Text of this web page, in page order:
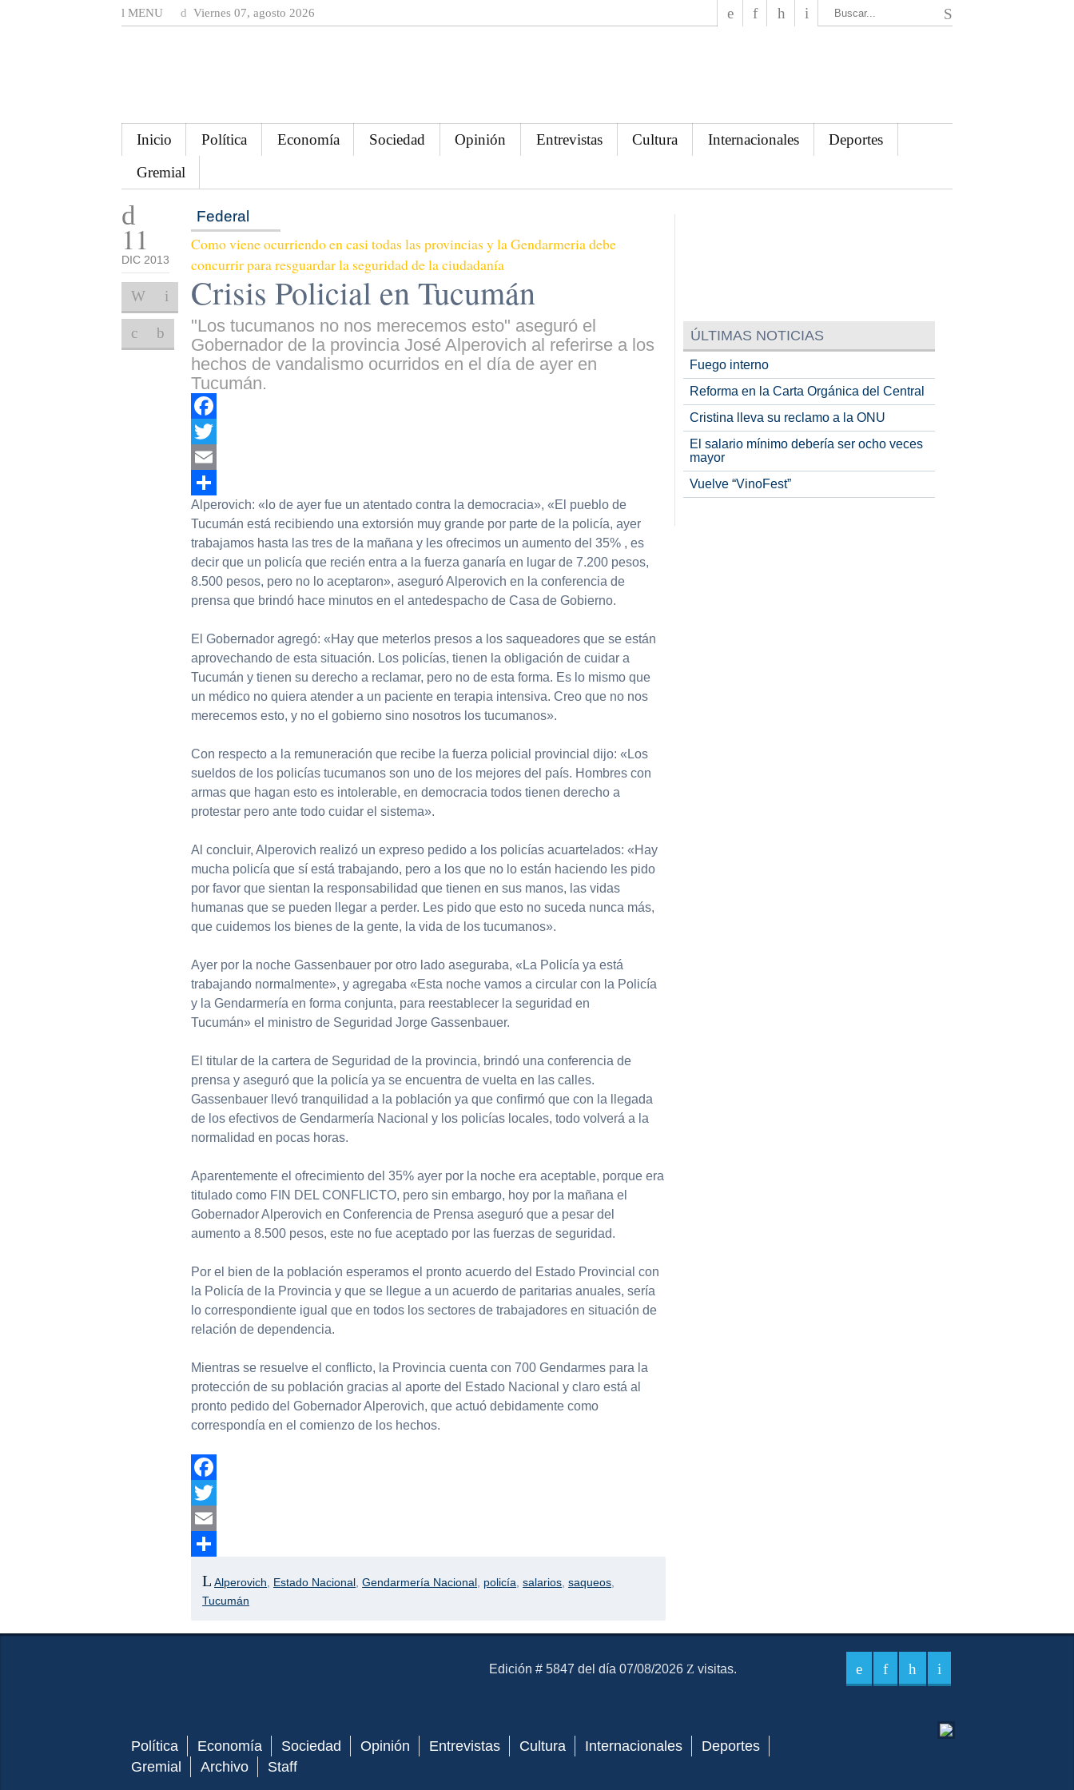
MENU Viernes 07, agosto 2026
Inicio Política Economía Sociedad Opinión Entrevistas Cultura Internacionales
Deportes
Gremial
11
DIC 2013
Federal
Como viene ocurriendo en casi todas las provincias y la Gendarmeria debe
concurrir para resguardar la seguridad de la ciudadanía
Crisis Policial en Tucumán
"Los tucumanos no nos merecemos esto" aseguró el
Gobernador de la provincia José Alperovich al referirse a los
hechos de vandalismo ocurridos en el día de ayer en
Tucumán.
Facebook
Twitter
Email
Compartir
Alperovich: «lo de ayer fue un atentado contra la democracia», «El pueblo de
Tucumán está recibiendo una extorsión muy grande por parte de la policía, ayer
trabajamos hasta las tres de la mañana y les ofrecimos un aumento del 35% , es
decir que un policía que recién entra a la fuerza ganaría en lugar de 7.200 pesos,
8.500 pesos, pero no lo aceptaron», aseguró Alperovich en la conferencia de
prensa que brindó hace minutos en el antedespacho de Casa de Gobierno.
El Gobernador agregó: «Hay que meterlos presos a los saqueadores que se están
aprovechando de esta situación. Los policías, tienen la obligación de cuidar a
Tucumán y tienen su derecho a reclamar, pero no de esta forma. Es lo mismo que
un médico no quiera atender a un paciente en terapia intensiva. Creo que no nos
merecemos esto, y no el gobierno sino nosotros los tucumanos».
Con respecto a la remuneración que recibe la fuerza policial provincial dijo: «Los
sueldos de los policías tucumanos son uno de los mejores del país. Hombres con
armas que hagan esto es intolerable, en democracia todos tienen derecho a
protestar pero ante todo cuidar el sistema».
Al concluir, Alperovich realizó un expreso pedido a los policías acuartelados: «Hay
mucha policía que sí está trabajando, pero a los que no lo están haciendo les pido
por favor que sientan la responsabilidad que tienen en sus manos, las vidas
humanas que se pueden llegar a perder. Les pido que esto no suceda nunca más,
que cuidemos los bienes de la gente, la vida de los tucumanos».
Ayer por la noche Gassenbauer por otro lado aseguraba, «La Policía ya está
trabajando normalmente», y agregaba «Esta noche vamos a circular con la Policía
y la Gendarmería en forma conjunta, para reestablecer la seguridad en
Tucumán» el ministro de Seguridad Jorge Gassenbauer.
El titular de la cartera de Seguridad de la provincia, brindó una conferencia de
prensa y aseguró que la policía ya se encuentra de vuelta en las calles.
Gassenbauer llevó tranquilidad a la población ya que confirmó que con la llegada
de los efectivos de Gendarmería Nacional y los policías locales, todo volverá a la
normalidad en pocas horas.
Aparentemente el ofrecimiento del 35% ayer por la noche era aceptable, porque era
titulado como FIN DEL CONFLICTO, pero sin embargo, hoy por la mañana el
Gobernador Alperovich en Conferencia de Prensa aseguró que a pesar del
aumento a 8.500 pesos, este no fue aceptado por las fuerzas de seguridad.
Por el bien de la población esperamos el pronto acuerdo del Estado Provincial con
la Policía de la Provincia y que se llegue a un acuerdo de paritarias anuales, sería
lo correspondiente igual que en todos los sectores de trabajadores en situación de
relación de dependencia.
Mientras se resuelve el conflicto, la Provincia cuenta con 700 Gendarmes para la
protección de su población gracias al aporte del Estado Nacional y claro está al
pronto pedido del Gobernador Alperovich, que actuó debidamente como
correspondía en el comienzo de los hechos.
Facebook
Twitter
Email
Alperovich Estado Nacional ,Gendarmería Nacional policía ,salarios ,saqueos
Tucumán
ÚLTIMAS NOTICIAS
Fuego interno
Reforma en la Carta Orgánica del Central
Cristina lleva su reclamo a la ONU
El salario mínimo debería ser ocho veces
mayor
Vuelve “VinoFest”
El Mensajero Diario
Edición # 5847 del día 07/08/2026 visitas.
Política Economía Sociedad Opinión Entrevistas Cultura Internacionales
Deportes
Gremial
Archivo Staff